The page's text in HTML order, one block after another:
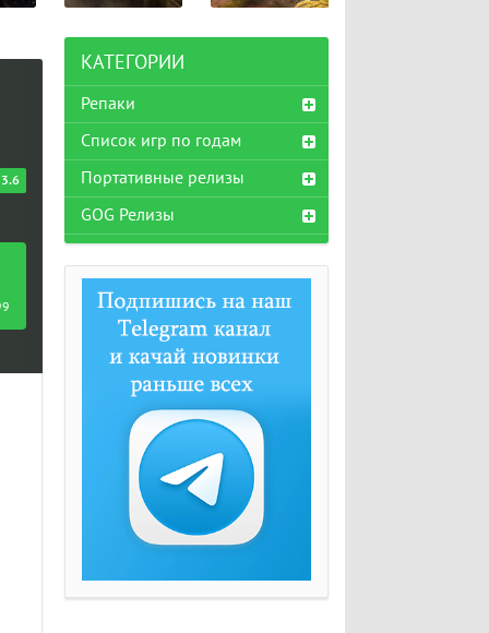
3.6
КАТЕГОРИИ
Репаки
Список игр по годам
Портативные релизы
GOG Релизы